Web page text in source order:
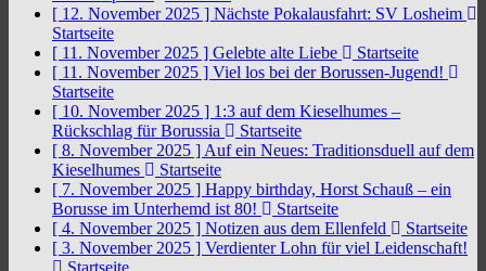
[ 12. November 2025 ] Nächste Pokalausfahrt: SV Losheim
Startseite
[ 11. November 2025 ] Gelebte alte Liebe
Startseite
[ 11. November 2025 ] Viel los bei der Borussen-Jugend!
Startseite
[ 10. November 2025 ] 1:3 auf dem Kieselhumes –
Rückschlag für Borussia
Startseite
[ 8. November 2025 ] Auf ein Neues: Traditionsduell auf dem
Kieselhumes
Startseite
[ 7. November 2025 ] Happy birthday, Horst Schauß – ein
Borusse im Unterhemd ist 80!
Startseite
[ 4. November 2025 ] Notizen aus dem Ellenfeld
Startseite
[ 3. November 2025 ] Verdienter Lohn für viel Leidenschaft!
Startseite